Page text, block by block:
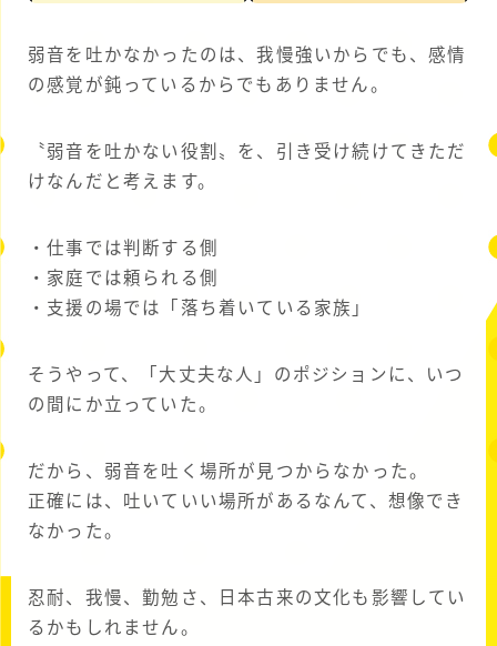
弱音を吐かなかったのは、我慢強いからでも、感情
の感覚が鈍っているからでもありません。
〝弱音を吐かない役割〟を、引き受け続けてきただ
けなんだと考えます。
・仕事では判断する側
・家庭では頼られる側
・支援の場では「落ち着いている家族」
そうやって、「大丈夫な人」のポジションに、いつ
の間にか立っていた。
だから、弱音を吐く場所が見つからなかった。
正確には、吐いていい場所があるなんて、想像でき
なかった。
忍耐、我慢、勤勉さ、日本古来の文化も影響してい
るかもしれません。